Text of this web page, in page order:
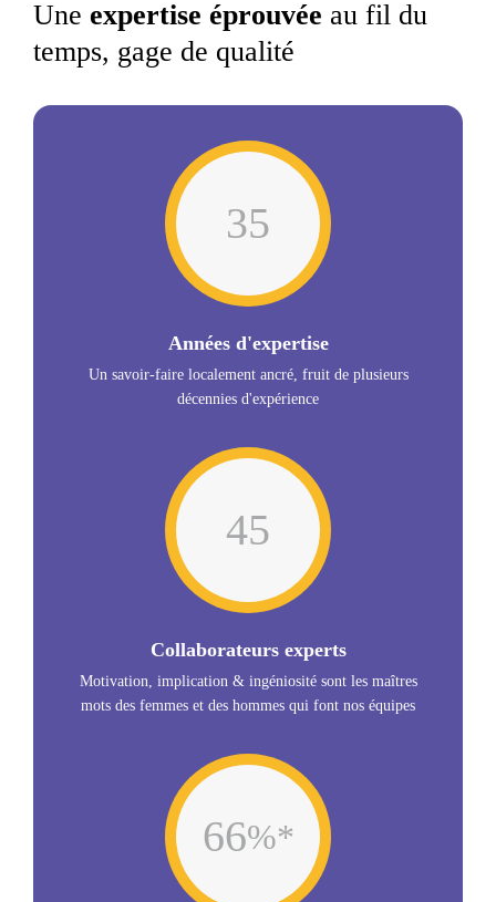
Une expertise éprouvée au fil du
temps, gage de qualité
35
Années d'expertise
Un savoir-faire localement ancré, fruit de plusieurs
décennies d'expérience
45
Collaborateurs experts
Motivation, implication & ingéniosité sont les maîtres
mots des femmes et des hommes qui font nos équipes
81%*